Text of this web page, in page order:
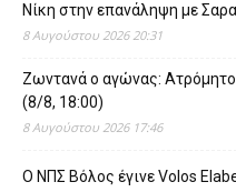
Νίκη στην επανάληψη με
8 Αυγούστου 2026 20:31
Ζωντανά ο αγώνας:
(8/8, 18:00)
8 Αυγούστου 2026 17:46
O ΝΠΣ Βόλος έγινε Volos